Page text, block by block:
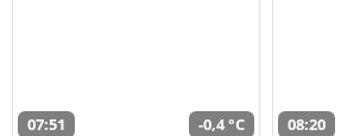
07:51 -0,4 °C 08:20